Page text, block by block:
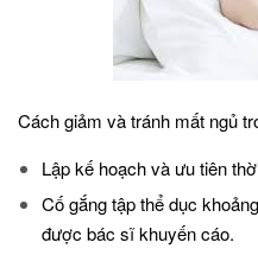
Cách giảm và tránh mất ngủ
Lập kế hoạch và ưu tiên
Cố gắng tập thể dục
được bác sĩ khuyến cáo.